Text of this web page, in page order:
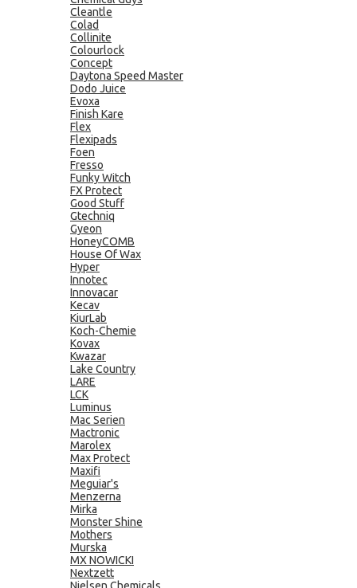
Cleantle
Colad
Collinite
Colourlock
Concept
Daytona Speed Master
Dodo Juice
Evoxa
Finish Kare
Flex
Flexipads
Foen
Fresso
Funky Witch
FX Protect
Good Stuff
Gtechniq
Gyeon
HoneyCOMB
House Of Wax
Hyper
Innotec
Innovacar
Kecav
KiurLab
Koch-Chemie
Kovax
Kwazar
Lake Country
LARE
LCK
Luminus
Mac Serien
Mactronic
Marolex
Max Protect
Maxifi
Meguiar's
Menzerna
Mirka
Monster Shine
Mothers
Murska
MX NOWICKI
Nextzett